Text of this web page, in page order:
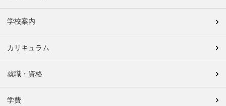
学校案内
カリキュラム
就職・資格
学費